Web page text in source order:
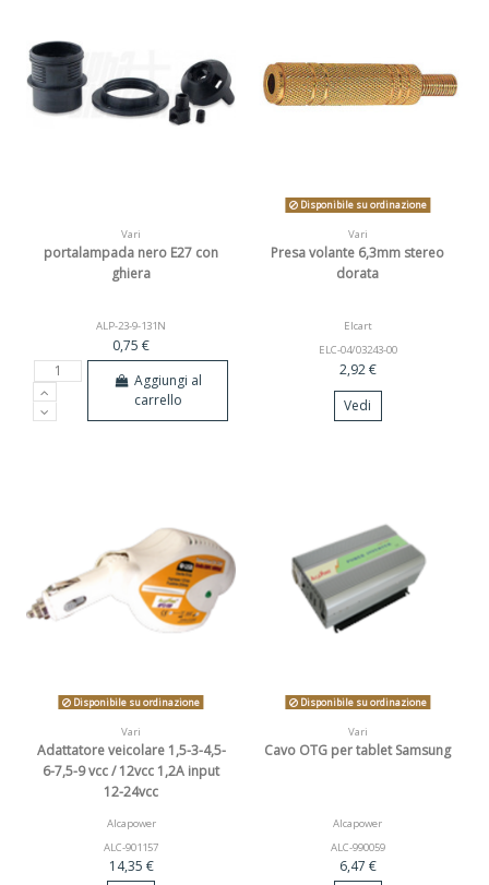
Vari
portalampada nero E27 con
ghiera
ALP-23-9-131N
0,75 €
Aggiungi al
carrello
Disponibile su ordinazione
Vari
Presa volante 6,3mm stereo
dorata
Elcart
ELC-04/03243-00
2,92 €
Vedi
Disponibile su ordinazione
Vari
Adattatore veicolare 1,5-3-4,5-
6-7,5-9 vcc / 12vcc 1,2A input
12-24vcc
Alcapower
ALC-901157
14,35 €
Disponibile su ordinazione
Vari
Cavo OTG per tablet Samsung
Alcapower
ALC-990059
6,47 €